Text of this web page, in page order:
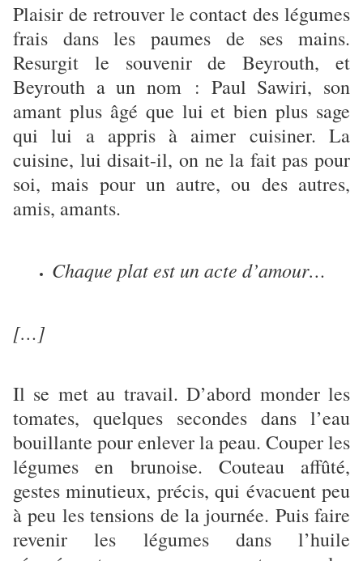
Plaisir de retrouver le contact des légumes
frais dans les paumes de ses mains.
Resurgit le souvenir de Beyrouth, et
Beyrouth a un nom : Paul Sawiri, son
amant plus âgé que lui et bien plus sage
qui lui a appris à aimer cuisiner. La
cuisine, lui disait-il, on ne la fait pas pour
soi, mais pour un autre, ou des autres,
amis, amants.
Chaque plat est un acte d’amour…
[…]
Il se met au travail. D’abord monder les
tomates, quelques secondes dans l’eau
bouillante pour enlever la peau. Couper les
légumes en brunoise. Couteau affûté,
gestes minutieux, précis, qui évacuent peu
à peu les tensions de la journée. Puis faire
revenir les légumes dans l’huile